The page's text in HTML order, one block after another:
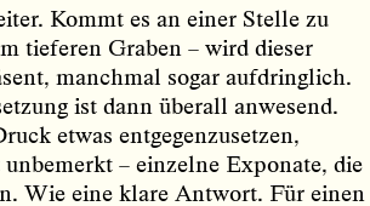
Kommt es an einer Stelle zu
tieferen Graben – wird dieser
manchmal sogar aufdringlich.
ist dann überall anwesend.
etwas entgegenzusetzen,
– einzelne Exponate, die
Wie eine klare Antwort. Für einen